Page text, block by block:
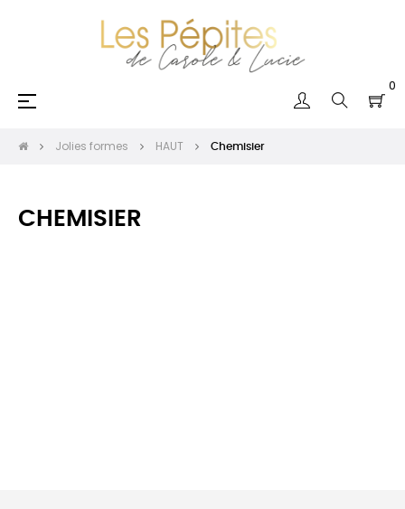
0
Basculer
navigation
☰
Jolies formes HAUT Chemisier
CHEMISIER